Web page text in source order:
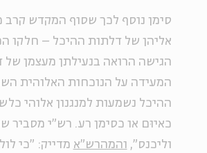
סימן נוסף לכך שסוף המקדש
אליהן של דלתות ההיכל – חלקו
הגישה הרואה בנעילתן מעצמן
המעידה על הנוכחות האלוהית
ההיכל נשמעות למנגנון אלוהי
כאיוּם או כסימן רע. רש"י מסביר
וליכנס", והמהרש"א מדייק: "כי